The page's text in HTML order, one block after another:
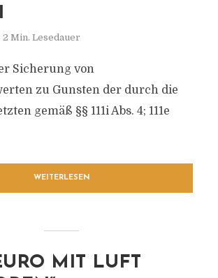
2 Min. Lesedauer
Sicherung von
zu Gunsten der durch die
gemäß §§ 111i Abs. 4; 111e
WEITERLESEN
MIT LUFT